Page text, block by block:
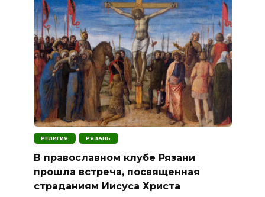
РЕЛИГИЯ РЯЗАНЬ
В православном клубе Рязани
прошла встреча, посвященная
страданиям Иисуса Христа